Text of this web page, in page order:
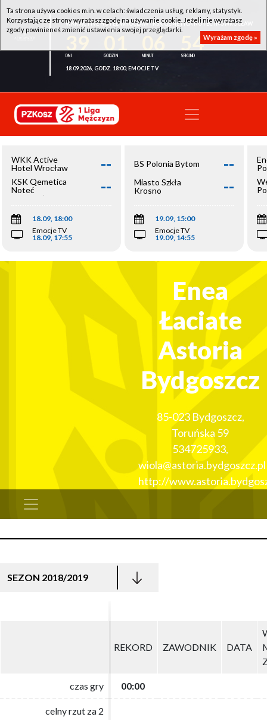
WKK ACTIVE HOTEL WROCŁAW - KSK QEMETICA NOTEĆ INOWROCŁAW
54
18.09.2026, GODZ. 18:00, EMOCJE TV
WKK Active
Hotel Wrocław
--
KSK Qemetica
Noteć
Inowrocław
--
18.09, 18:00
Emocje TV
18.09, 17:55
BS Polonia Bytom --
Miasto Szkła
Krosno
--
19.09, 15:00
Emocje TV
19.09, 14:55
Enea
Łaciate
Astoria
Bydgoszcz
85-023 Bydgoszcz,
Toruńska 59
534725933,
wiola@astoria.bydgoszcz.pl
http://
SEZON 2018/2019
REKORD ZAWODNIK DATA
czas gry 00:00
celny rzut za 2
REKORD ZAWODNIK DATA
czas gry 00:00
celny rzut za 2
Ta strona używa cookies m.in. w celach: świadczenia usług, reklamy, statystyk.
Korzystając ze strony wyrażasz zgodę na używanie cookie. Jeżeli nie wyrażasz
zgody powinieneś zmienić ustawienia swojej przeglądarki.
Wyrażam zgodę »